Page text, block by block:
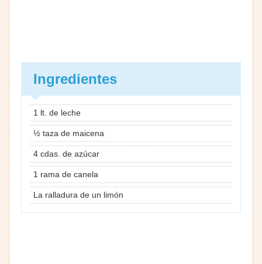
Ingredientes
1 lt. de leche
½ taza de maicena
4 cdas. de azúcar
1 rama de canela
La ralladura de un limón